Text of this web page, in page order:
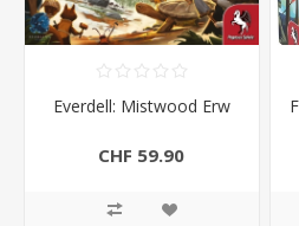
Everdell: Mistwood Erw
CHF 59.90